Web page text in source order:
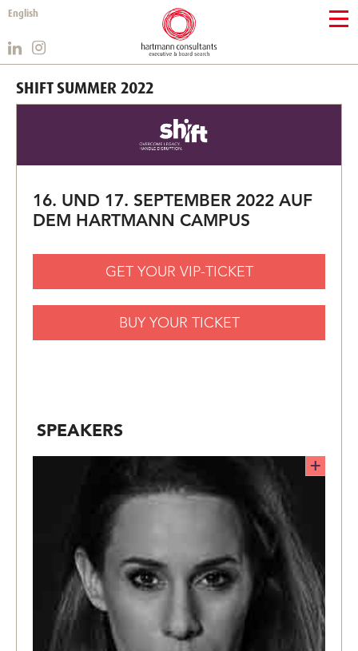
English
SHIFT SUMMER 2022
16. UND 17. SEPTEMBER 2022 AUF
DEM HARTMANN CAMPUS
GET YOUR VIP-TICKET
BUY YOUR TICKET
SPEAKERS